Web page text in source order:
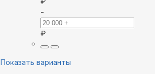
-
₽
Показать варианты